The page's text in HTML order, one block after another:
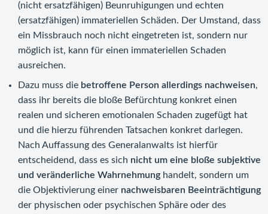
(nicht ersatzfähigen) Beunruhigungen und echten
(ersatzfähigen) immateriellen Schäden. Der Umstand, dass
ein Missbrauch noch nicht eingetreten ist, sondern nur
möglich ist, kann für einen immateriellen Schaden
ausreichen.
Dazu muss die betroffene Person allerdings nachweisen,
dass ihr bereits die bloße Befürchtung konkret einen
realen und sicheren emotionalen Schaden zugefügt hat
und die hierzu führenden Tatsachen konkret darlegen.
Nach Auffassung des Generalanwalts ist hierfür
entscheidend, dass es sich nicht um eine bloße subjektive
und veränderliche Wahrnehmung handelt, sondern um
die Objektivierung einer nachweisbaren Beeinträchtigung
der physischen oder psychischen Sphäre oder des